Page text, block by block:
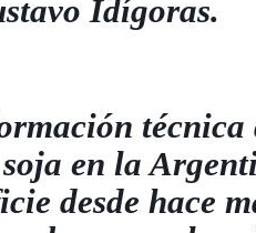
Idígoras.
técnica
en la
desde hace